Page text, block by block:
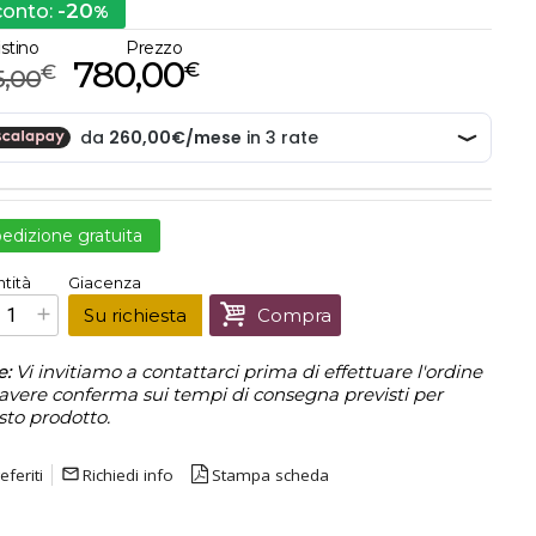
-20%
€
Prezzo
€
780,00
gratuita
Prezzo finale:€780,00
Giacenza
Su richiesta Compra
Vi invitiamo a contattarci prima di effettuare l'ordine
conferma sui tempi di consegna previsti per
prodotto.
mail_outline Richiedi info Stampa scheda